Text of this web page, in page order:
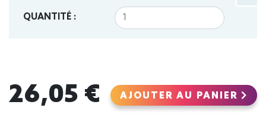
QUANTITÉ :
26,05 € AJOUTER AU PANIER